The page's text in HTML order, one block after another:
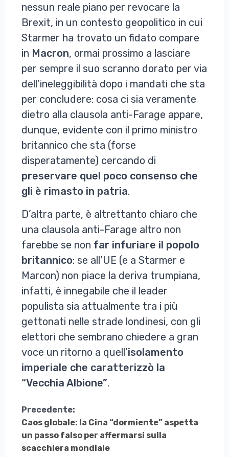
nessun reale piano per revocare la
Brexit, in un contesto geopolitico in cui
Starmer ha trovato un fidato compare
in Macron, ormai prossimo a lasciare
per sempre il suo scranno dorato per via
dell’ineleggibilità dopo i mandati che sta
per concludere: cosa ci sia veramente
dietro alla clausola anti-Farage appare,
dunque, evidente con il primo ministro
britannico che sta (forse
disperatamente) cercando di
preservare quel poco consenso che
gli è rimasto in patria.
D’altra parte, è altrettanto chiaro che
una clausola anti-Farage altro non
farebbe se non far infuriare il popolo
britannico: se all’UE (e a Starmer e
Marcon) non piace la deriva trumpiana,
infatti, è innegabile che il leader
populista sia attualmente tra i più
gettonati nelle strade londinesi, con gli
elettori che sembrano chiedere a gran
voce un ritorno a quell’isolamento
imperiale che caratterizzò la
“Vecchia Albione”.
Continua
a
Leggere
Precedente:
Caos globale: la Cina “dormiente” aspetta
un passo falso per affermarsi sulla
scacchiera mondiale